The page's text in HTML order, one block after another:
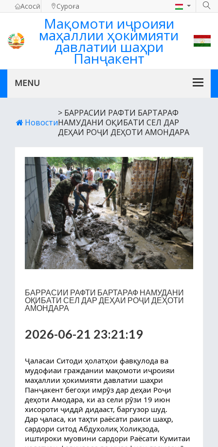
Асосӣ Суроға
Мақомоти иҷроияи
маҳаллии ҳокимияти
давлатии шаҳри
Панҷакент
Новости
> БАРРАСИИ РАФТИ БАРТАРАФ
НАМУДАНИ ОҚИБАТИ СЕЛ ДАР
ДЕҲАИ РОҶИ ДЕҲОТИ АМОНДАРА
БАРРАСИИ РАФТИ БАРТАРАФ НАМУДАНИ
ОҚИБАТИ СЕЛ ДАР ДЕҲАИ РОҶИ ДЕҲОТИ
АМОНДАРА
2026-06-21 23:21:19
Ҷаласаи Ситоди ҳолатҳои фавқулода ва
мудофиаи граждании мақомоти иҷроияи
маҳаллии ҳокимияти давлатии шаҳри
Панҷакент бегоҳи имрӯз дар деҳаи Роҷи
деҳоти Амодара, ки аз сели рӯзи 19 июн
хисороти ҷиддӣ дидааст, баргузор шуд.
Дар ҷаласа, ки таҳти раёсати раиси шаҳр,
сардори ситод Абдухолиқ Холиқзода,
иштироки муовини сардори Раёсати Кумитаи